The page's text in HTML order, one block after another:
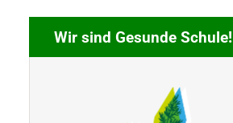
Wir sind Gesunde Schule!